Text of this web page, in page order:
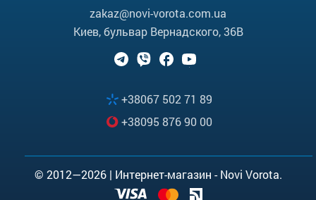
zakaz@novi-vorota.com.ua
Киев, бульвар Вернадского, 36В
+38067 502 71 89
+38095 876 90 00
© 2012—2026 | Интернет-магазин - Novi Vorota.